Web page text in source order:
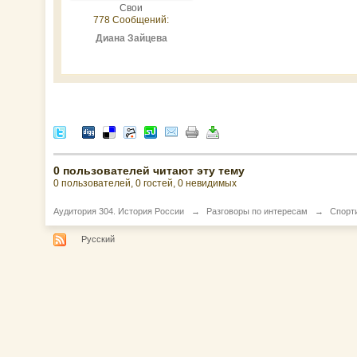
Свои
778 Сообщений:
Диана Зайцева
0 пользователей читают эту тему
0 пользователей, 0 гостей, 0 невидимых
Аудитория 304. История России → Разговоры по интересам →
Русский